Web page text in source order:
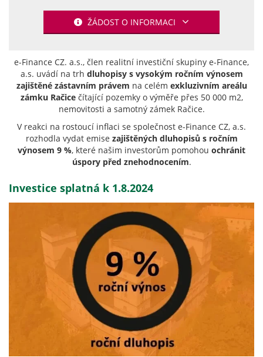
ŽÁDOST O INFORMACI
e-Finance CZ. a.s., člen realitní investiční skupiny e-Finance,
a.s. uvádí na trh ​dluhopisy s vysokým ročním výnosem
zajištěné zástavním právem na celém exkluzivním areálu
zámku Račicečítající pozemky o výměře přes 50 000 m2,
nemovitosti a samotný zámek Račice.
V reakci na rostoucí inflaci se společnost e-Finance CZ, a.s.
rozhodla vydat emise zajištěných dluhopisů s ročním
výnosem 9 %, které našim investorům pomohou ochránit
úspory před znehodnocením.
Investice splatná k 1.8.2024